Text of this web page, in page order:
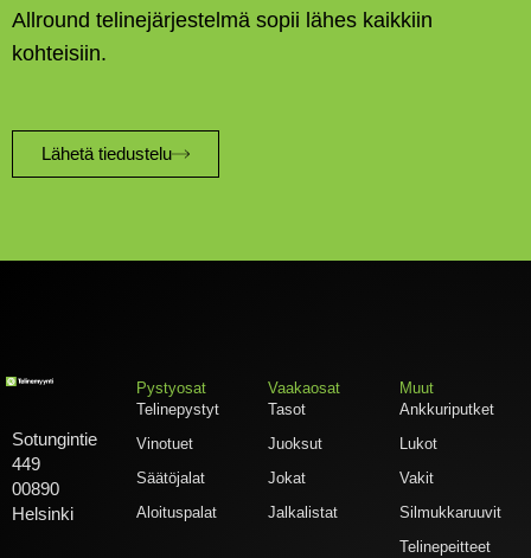
Allround telinejärjestelmä sopii lähes kaikkiin
kohteisiin.
Lähetä tiedustelu
Sotungintie
449
00890
Helsinki
Pystyosat
Telinepystyt
Vinotuet
Säätöjalat
Aloituspalat
Vaakaosat
Tasot
Juoksut
Jokat
Jalkalistat
Muut
Ankkuriputket
Lukot
Vakit
Silmukkaruuvit
Telinepeitteet